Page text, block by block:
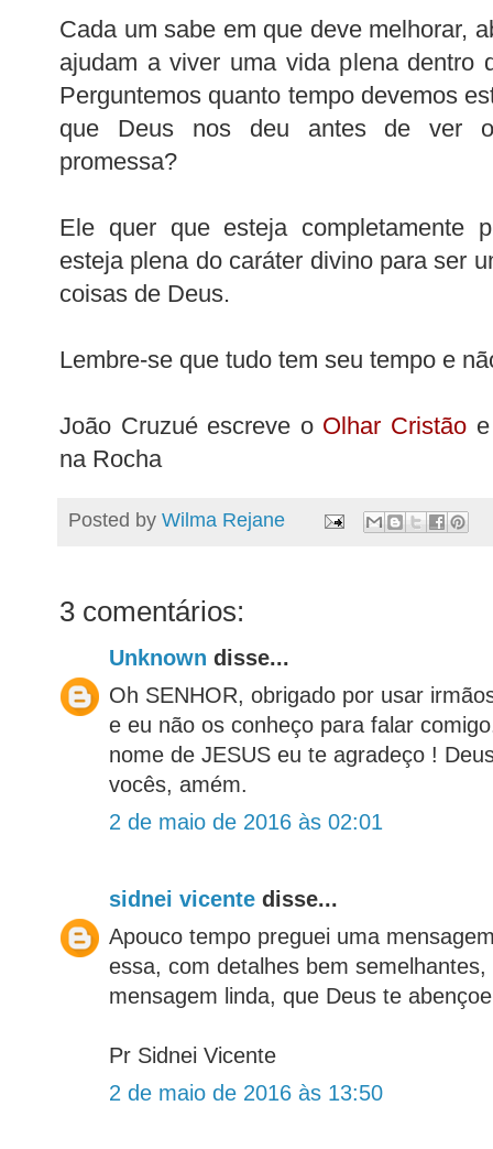
Cada um sabe em que deve melhorar,
ajudam a viver uma vida plena dentro
Perguntemos quanto tempo devemos
que Deus nos deu antes de ver
promessa?
Ele quer que esteja completamente
esteja plena do caráter divino para ser
coisas de Deus.
Lembre-se que tudo tem seu tempo e
João Cruzué escreve oOlhar Cristão
na Rocha
Posted by Wilma Rejane
3 comentários:
Unknown disse...
Oh SENHOR, obrigado por usar
e eu não os conheço para falar
nome de JESUS eu te agradeço !
vocês, amém.
2 de maio de 2016 às 02:01
sidnei vicente disse...
Apouco tempo preguei uma
essa, com detalhes bem
mensagem linda, que Deus te
Pr Sidnei Vicente
2 de maio de 2016 às 13:50